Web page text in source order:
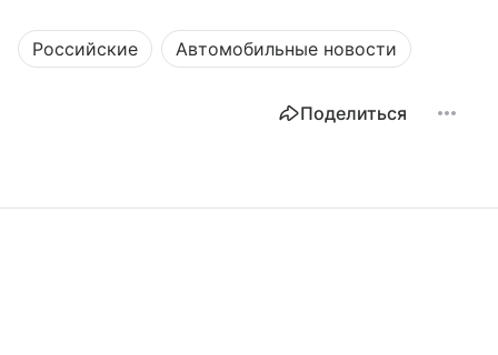
Российские Автомобильные новости
Поделиться